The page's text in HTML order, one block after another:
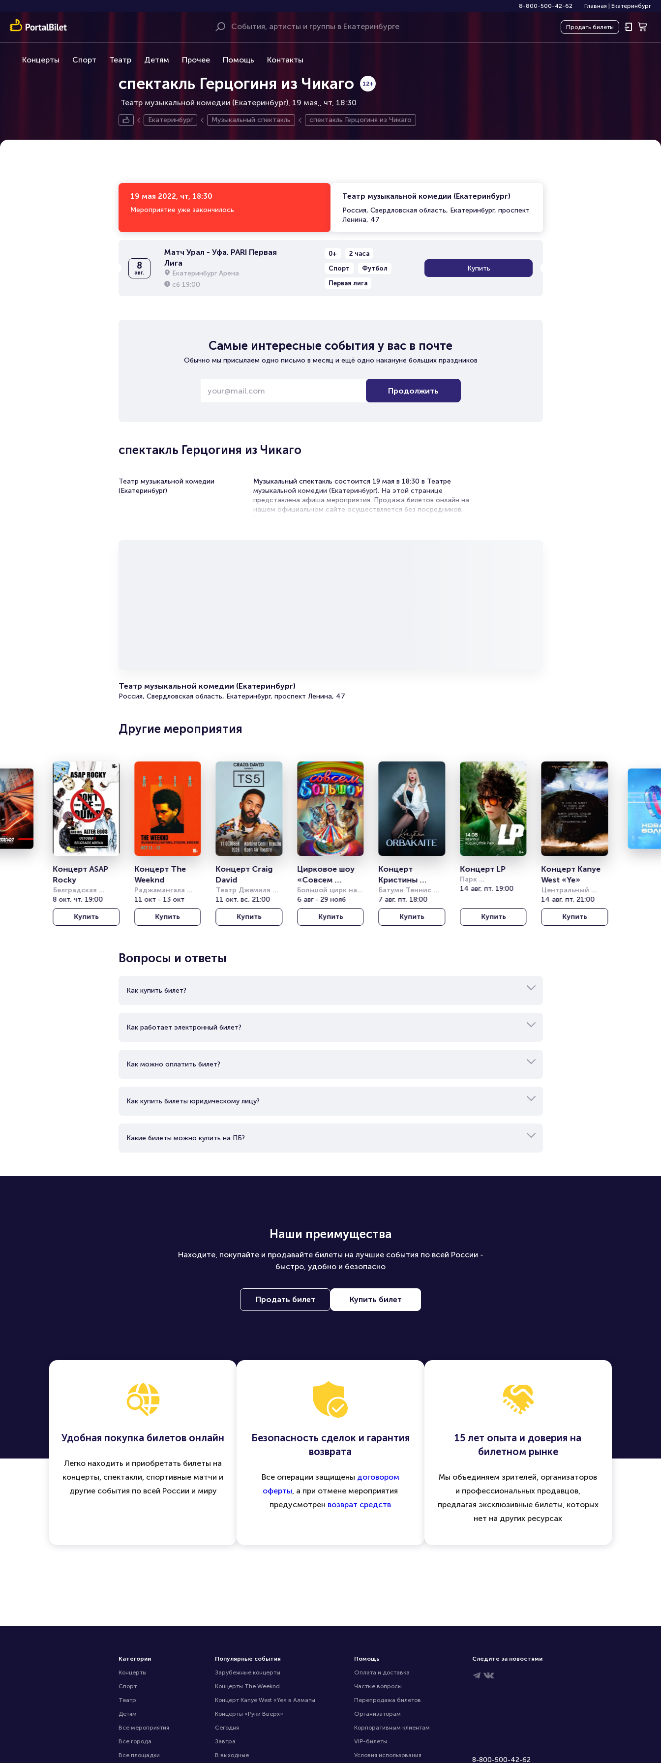
8-800-500-42-62 Главная Екатеринбург
Продать билеты
Концерты Спорт Театр Детям Прочее Помощь Контакты
спектакль Герцогиня из Чикаго
Театр музыкальной комедии (Екатеринбург), 19 мая,
12+
чт, 18:30
Екатеринбург Музыкальный спектакль спектакль Герцогиня из Чикаго
19 мая 2022, чт, 18:30
Мероприятие уже закончилось
Театр музыкальной комедии (Екатеринбург)
Россия, Свердловская область, Екатеринбург, проспект
Ленина, 47
8
авг.
Матч Урал - Уфа. PARI Первая
Лига
Екатеринбург Арена
сб 19:00
0+
2 часа
Спорт
Футбол
Первая лига
Купить
Самые интересные события у вас в почте
Обычно мы присылаем одно письмо в месяц и ещё одно накануне больших праздников
Продолжить
спектакль Герцогиня из Чикаго
Театр музыкальной комедии
(Екатеринбург)
Музыкальный спектакль состоится 19 мая в 18:30 в Театре
музыкальной комедии (Екатеринбург). На этой странице
представлена афиша мероприятия. Продажа билетов онлайн на
нашем официальном сайте осуществляется без посредников.
Подробнее о том, как вернуть, сдать или продать билет
читайте в разделах:
Театр музыкальной комедии (Екатеринбург)
Россия, Свердловская область, Екатеринбург, проспект Ленина, 47
Другие мероприятия
Концерт ASAP
Rocky
Белградская
Арена (бывш.
Штарк Арена)
8 окт, чт, 19:00
Купить
Концерт The
Weeknd
Раджамангала
Нэшнл Стэдиум
(Rajamangala
National Stadium)
11 окт - 13 окт
Купить
Концерт Craig
David
Театр Джемиля
Топузлу под
открытым небом
(Harbiye Cemil
Topuzlu Open Air
11 окт, вс, 21:00
Купить
Цирковое шоу
«Совсем
большой»
Большой цирк на
проспекте
Вернадского
6 авг - 29 нояб
Купить
Концерт
Кристины
Орбакайте
Батуми Теннис
Клаб (Batumi
Tennis Club)
7 авг, пт, 18:00
Купить
Концерт LP
Парк
Кучукчифтлик
14 авг, пт, 19:00
Купить
Концерт Kanye
West «Ye»
Центральный
стадион Алматы
14 авг, пт, 21:00
Купить
Вопросы и ответы
Как купить билет?
Как работает электронный билет?
Как можно оплатить билет?
Как купить билеты юридическому лицу?
Какие билеты можно купить на ПБ?
Наши преимущества
Находите, покупайте и продавайте билеты на лучшие события по всей России -
быстро, удобно и безопасно
Продать билет Купить билет
Удобная покупка билетов онлайн
Легко находить и приобретать билеты на
концерты, спектакли, спортивные матчи и
другие события по всей России и миру
Безопасность сделок и гарантия
возврата
Все операции защищены договором
оферты , а при отмене мероприятия
предусмотрен возврат средств
15 лет опыта и доверия на
билетном рынке
Мы объединяем зрителей, организаторов
и профессиональных продавцов,
предлагая эксклюзивные билеты, которых
нет на других ресурсах
Категории
Концерты
Спорт
Театр
Детям
Все мероприятия
Все города
Все площадки
Популярные события
Зарубежные концерты
Концерты The Weeknd
Концерт Kanye West «Ye» в Алматы
Концерты «Руки Вверх»
Сегодня
Завтра
В выходные
Помощь
Оплата и доставка
Частые вопросы
Перепродажа билетов
Организаторам
Корпоративным клиентам
VIP-билеты
Условия использования
Следите за новостями
8-800-500-42-62